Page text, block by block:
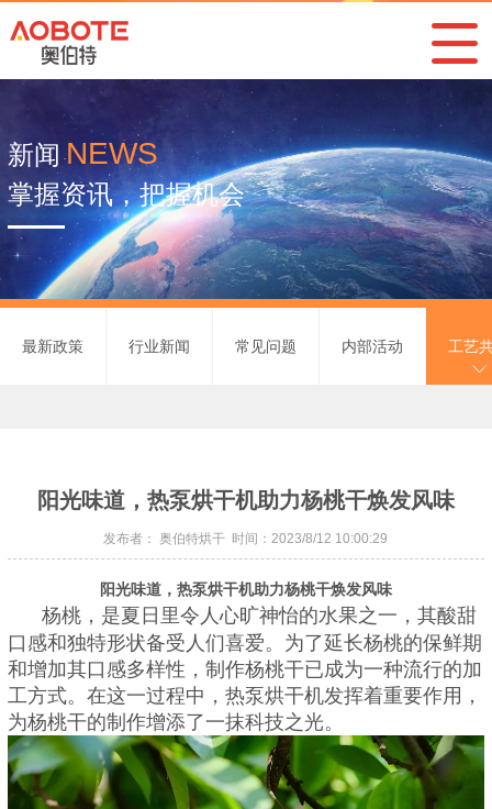
新闻 NEWS
掌握资讯，把握机会
最新政策 行业新闻 常见问题 内部活动 工艺
阳光味道，热泵烘干机助力杨桃干焕发风味
发布者： 奥伯特烘干 时间：2023/8/12 10:00:29
阳光味道，热泵烘干机助力杨桃干焕发风味
杨桃，是夏日里令人心旷神怡的水果之一，其酸甜
口感和独特形状备受人们喜爱。为了延长杨桃的保鲜期
和增加其口感多样性，制作杨桃干已成为一种流行的加
工方式。在这一过程中，热泵烘干机发挥着重要作用，
为杨桃干的制作增添了一抹科技之光。